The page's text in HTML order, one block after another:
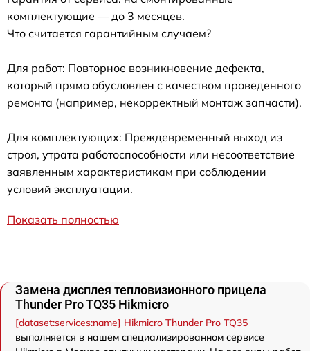
комплектующие — до 3 месяцев.
Что считается гарантийным случаем?
Для работ: Повторное возникновение дефекта,
который прямо обусловлен с качеством проведенного
ремонта (например, некорректный монтаж запчасти).
Для комплектующих: Преждевременный выход из
строя, утрата работоспособности или несоответствие
заявленным характеристикам при соблюдении
условий эксплуатации.
Показать полностью
Замена дисплея тепловизионного прицела
Thunder Pro TQ35 Hikmicro
[dataset:services:name] Hikmicro Thunder Pro TQ35
выполняется в нашем специализированном сервисе